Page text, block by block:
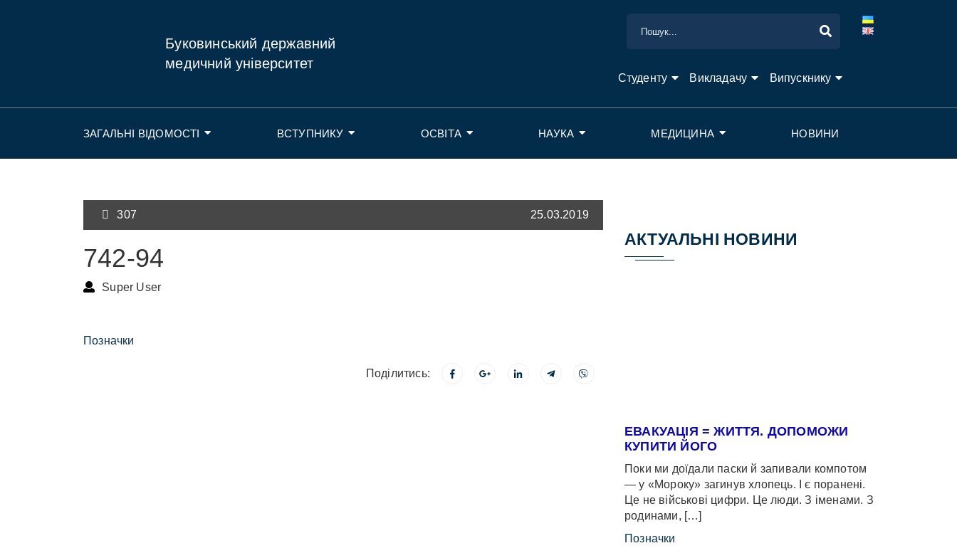
Буковинський державний
медичний університет
Студенту Викладачу Випускнику
ЗАГАЛЬНІ ВІДОМОСТІ ВСТУПНИКУ ОСВІТА НАУКА МЕДИЦИНА НОВИНИ
307 25.03.2019
742-94
Super User
Позначки
Поділитись:
АКТУАЛЬНІ НОВИНИ
ЕВАКУАЦІЯ = ЖИТТЯ. ДОПОМОЖИ
КУПИТИ ЙОГО
Поки ми доїдали паски й запивали компотом
— у «Мороку» загинув хлопець. І є поранені.
Це не військові цифри. Це люди. З іменами. З
родинами, […]
Позначки